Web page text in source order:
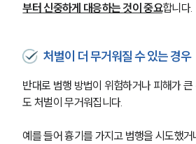
부터 신중하게 대응하는 것이 중요합니다.
처벌이 더 무거워질 수 있는 경우
반대로 범행 방법이 위험하거나 피해가
도 처벌이 무거워집니다.
예를 들어 흉기를 가지고 범행을 시도했